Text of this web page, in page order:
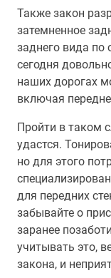
Также закон
затемненное
заднего вида по
сегодня
наших дорогах
включая
Пройти в таком
удастся.
но для этого
для передних
забывайте о
заранее
учитывать это,
закона, и